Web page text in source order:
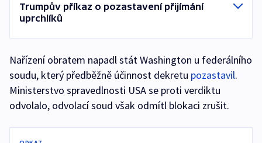
Trumpův příkaz o pozastavení přijímání
uprchlíků
Nařízení obratem napadl stát Washington u federálního
soudu, který předběžně účinnost dekretu pozastavil.
Ministerstvo spravedlnosti USA se proti verdiktu
odvolalo, odvolací soud však odmítl blokaci zrušit.